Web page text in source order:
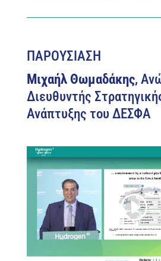
ΠΑΡΟΥΣΙΑΣΗ
Μιχαήλ Θωμαδάκης,
Διευθυντής
Ανάπτυξης του ΔΕΣΦΑ